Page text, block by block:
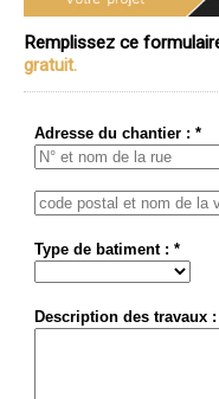
Remplissez ce
gratuit.
Adresse du chantier : *
Type de batiment : *
Description des travaux